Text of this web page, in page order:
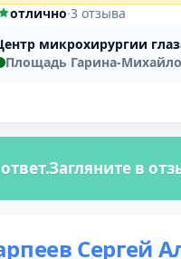
отлично·3 отзыва
микрохирургии
Площадь Гарина-
Загляните в
Сергей